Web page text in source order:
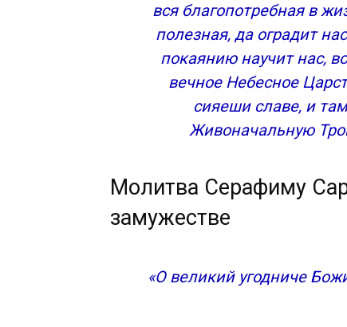
вся благопотребная в
полезная, да оградит
покаянию научит нас,
вечное Небесное
сияеши славе, и
Живоначальную
Молитва Серафиму
замужестве
«О великий угодниче